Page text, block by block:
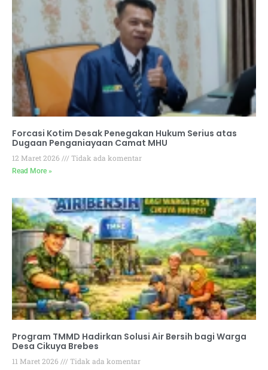
Forcasi Kotim Desak Penegakan Hukum Serius atas
Dugaan Penganiayaan Camat MHU
12 Maret 2026 Tidak ada komentar
Read More »
Program TMMD Hadirkan Solusi Air Bersih bagi Warga
Desa Cikuya Brebes
11 Maret 2026 Tidak ada komentar